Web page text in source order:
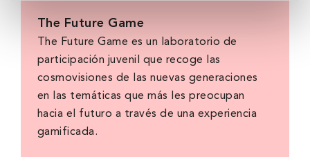
The Future Game
The Future Game es un laboratorio de
participación juvenil que recoge las
cosmovisiones de las nuevas generaciones
en las temáticas que más les preocupan
hacia el futuro a través de una experiencia
gamificada.